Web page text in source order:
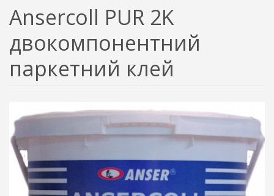
Ansercoll PUR 2K
двокомпонентний
паркетний клей